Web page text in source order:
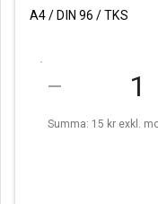
A4 / DIN 96 / TKS
remove
Summa: 15 kr exkl.